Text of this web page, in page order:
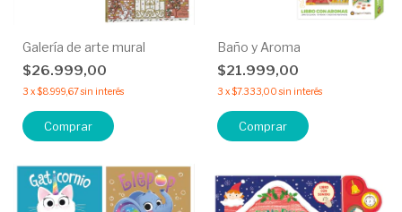
Galería de arte mural
$26.999,00
3 x$8.999,67sin interés
Comprar
Baño y Aroma
$21.999,00
3 x$7.333,00 sin interés
Comprar